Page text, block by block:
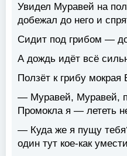
Увидел Муравей на
добежал до него и
Сидит под грибом —
А дождь идёт всё
Ползёт к грибу мокрая
— Муравей, Муравей,
Промокла я — лететь
— Куда же я пущу
один тут кое-как